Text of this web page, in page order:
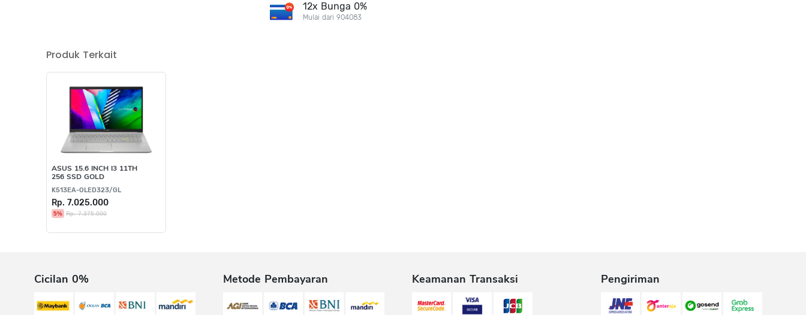
12x Bunga 0%
Mulai dari 904083
Produk Terkait
ASUS 15.6 INCH I3 11TH
256 SSD GOLD
K513EA-OLED323/GL
Rp. 7.025.000
5% Rp. 7.375.000
Cicilan 0% Metode Pembayaran Keamanan Transaksi Pengiriman